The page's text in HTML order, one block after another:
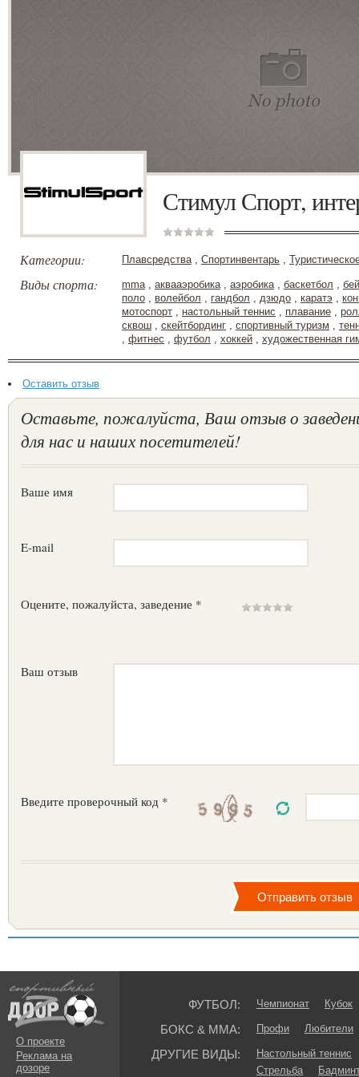
Стимул Спорт,
Категории: Плавсредства, Спортинвентарь ,
Виды спорта: mma, аквааэробика, аэробика, баскетбол ,
поло , волейбол , гандбол , дзюдо , каратэ ,
мотоспорт , настольный теннис , плавание ,
сквош , скейтбординг , спортивный туризм ,
, фитнес , футбол , хоккей , художественная
Оставить отзыв
Оставьте, пожалуйста, Ваш отзыв о
для нас и наших посетителей!
Ваше имя
E-mail
Оцените, пожалуйста, заведение *
Ваш отзыв
Введите проверочный код *
О проекте
Реклама на
дозоре
ФУТБОЛ: Чемпионат Кубок
БОКС & ММА: Профи Любители
ДРУГИЕ ВИДЫ:
Настольный теннис
Стрельба